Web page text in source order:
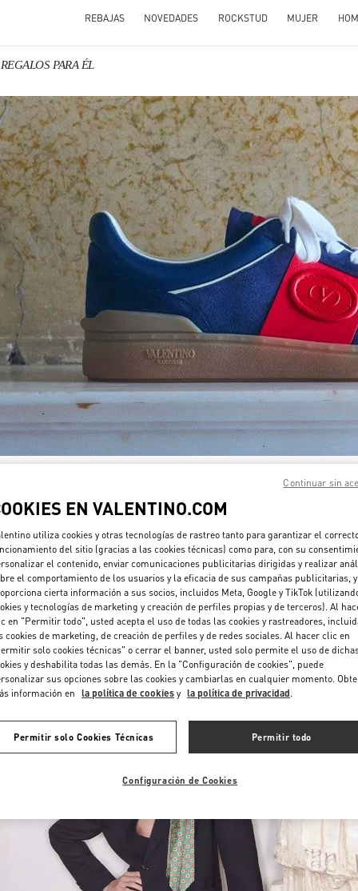
REBAJAS NOVEDADES ROCKSTUD MUJER
PARA ÉL
TAB
DESCUBRE MÁS
Link
NOVEDADES
EN VALENTINO.COM
utiliza cookies y otras tecnologías de rastreo tanto para garantizar el
del sitio (gracias a las cookies técnicas) como para, con su
el contenido, enviar comunicaciones publicitarias dirigidas y realizar
el comportamiento de los usuarios y la eficacia de sus campañas publicitarias,
cierta información a sus socios, incluidos Meta, Google y TikTok
y tecnologías de marketing y creación de perfiles propias y de terceros). Al
en "Permitir todo", usted acepta el uso de todas las cookies y rastreadores,
cookies de marketing, de creación de perfiles y de redes sociales. Al hacer clic en
solo cookies técnicas" o cerrar el banner, usted solo permite el uso de
y deshabilita todas las demás. En la "Configuración de cookies", puede
sus opciones sobre las cookies y cambiarlas en cualquier momento.
información en la política de cookies y la política de privacidad.
Permitir solo Cookies Técnicas Permitir todo
Configuración de Cookies
Continuar sin